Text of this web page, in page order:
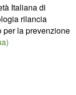
Italiana di
rilancia
per la prevenzione